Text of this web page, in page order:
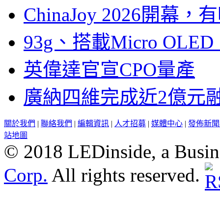
ChinaJoy 2026開幕，
93g、搭載Micro
英偉達官宣CPO量產
廣納四維完成近2億元
關於我們 | 聯絡我們 | 編輯資訊 | 人才招募 | 媒體中心 | 發佈新
站地圖
© 2018 LEDinside, a
Corp. All rights reserved.